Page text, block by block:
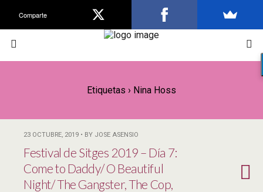
Etiquetas › Nina Hoss
23 OCTUBRE, 2019 • BY JOSE ASENSIO
Festival de Sitges 2019 – Día 7:
Come to Daddy/ O Beautiful
Night/ The Gangster, The Cop,
Comparte